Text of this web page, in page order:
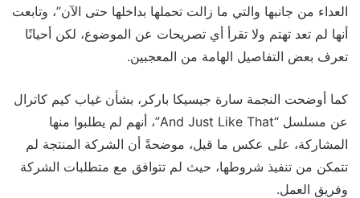
العداء من جانبها والتي ما زالت تحملها بداخلها حتى الآن”، وتابعت
أنها لم تعد تهتم ولا تقرأ أي تصريحات عن الموضوع، لكن أحيانًا
تعرف بعض التفاصيل الهامة من المعجبين.
كما أوضحت النجمة سارة جيسيكا باركر، بشأن غياب كيم كاترال
عن مسلسل “And Just Like That”، أنهم لم يطلبوا منها
المشاركة، على عكس ما قيل، موضحةً أن الشركة المنتجة لم
تتمكن من تنفيذ شروطها، حيث لم تتوافق مع متطلبات الشركة
وفريق العمل.